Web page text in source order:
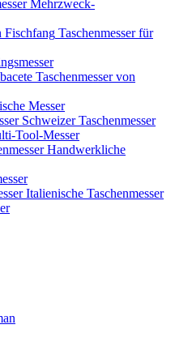
Mehrzweck-
Taschenmesser für
Taschenmesser von
Messer
Schweizer Taschenmesser
Tool-Messer
Handwerkliche
Italienische Taschenmesser